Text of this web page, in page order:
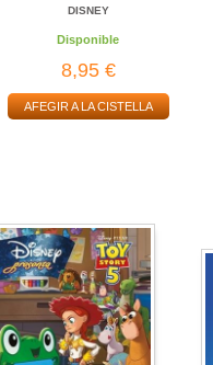
DISNEY
Disponible
8,95 €
AFEGIR A LA CISTELLA